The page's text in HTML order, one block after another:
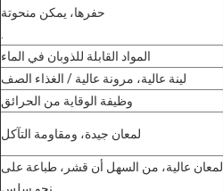
حفرها، يمكن منحوتة
.
المواد القابلة للذوبان في الماء
لينة عالية، مرونة عالية / الغذاء الصف
وظيفة الوقاية من الحرائق
لمعان جيدة، ومقاومة التآكل
لمعان عالية، من السهل أن قشر، طباعة على